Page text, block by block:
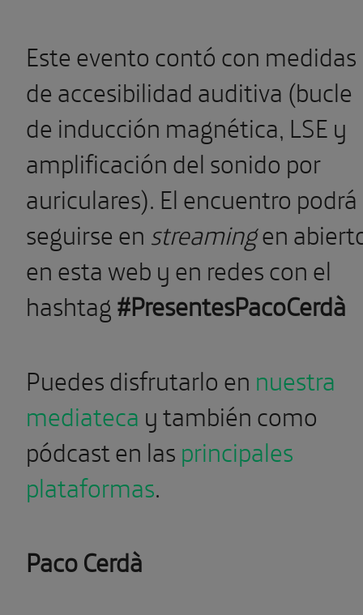
Este evento contó con medidas
de accesibilidad auditiva (bucle
de inducción magnética, LSE y
amplificación del sonido por
auriculares). El encuentro podrá
seguirse en streamingen
en esta web y en redes con el
hashtag#PresentesPacoCerdà
Puedes disfrutarlo en nuestra
mediateca y también como
pódcast en lasprincipales
plataformas.
Paco Cerdà